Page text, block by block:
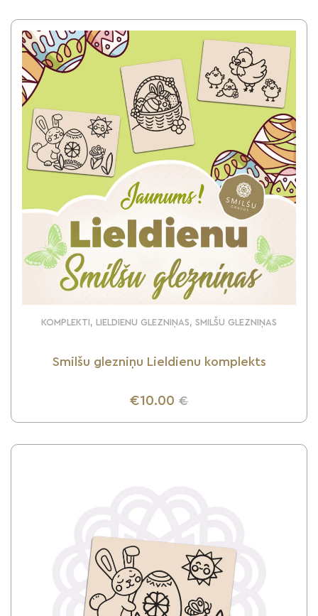
KOMPLEKTI, LIELDIENU GLEZNIŅAS, SMILŠU GLEZNIŅAS
Smilšu glezniņu Lieldienu komplekts
€10.00 €
UZZINI VAIRĀK